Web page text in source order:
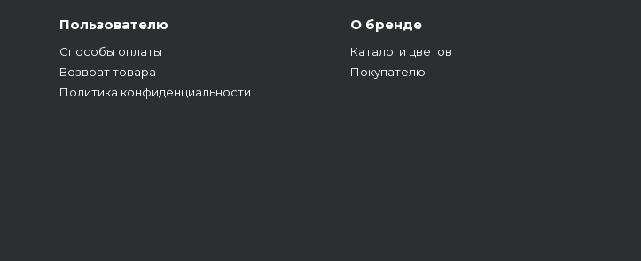
Пользователю
Способы оплаты
Возврат товара
Политика конфиденциальности
О бренде
Каталоги цветов
Покупателю